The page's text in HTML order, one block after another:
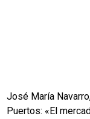
José María
Puertos: «El